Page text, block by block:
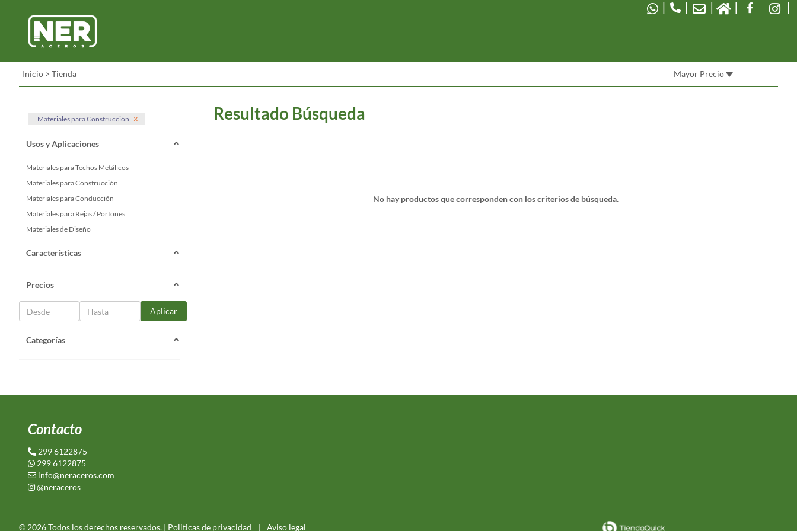
| |
Inicio > Tienda Mayor Precio
Materiales para Construcción X
Usos y Aplicaciones
Materiales para Techos Metálicos
Materiales para Construcción
Materiales para Conducción
Materiales para Rejas / Portones
Materiales de Diseño
Características
Precios
Aplicar
Categorías
Resultado Búsqueda
No hay productos que corresponden con los criterios de búsqueda.
Contacto
299 6122875
299 6122875
info@neraceros.com
@neraceros
© 2026 Todos los derechos reservados. | Politicas de privacidad | Aviso legal